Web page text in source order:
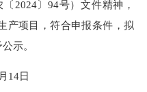
2024〕94号）文件精神，
产项目，符合申报条件，拟
示。
14日